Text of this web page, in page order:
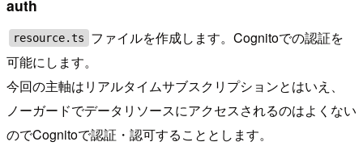
auth
resource.ts
ファイルを作成します。Cognitoでの認証を
可能にします。
今回の主軸はリアルタイムサブスクリプションとはいえ、
ノーガードでデータリソースにアクセスされるのはよくない
のでCognitoで認証・認可することとします。